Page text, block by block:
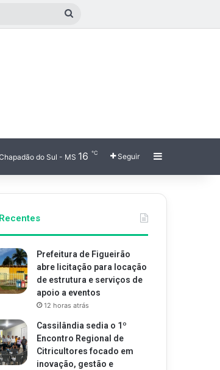
Procurar
do Sul - MS 16 ℃ Seguir Barra Lateral
Prefeitura de Figueirão
abre licitação para locação
de estrutura e serviços de
apoio a eventos
12 horas atrás
Cassilândia sedia o 1º
Encontro Regional de
Citricultores focado em
inovação, gestão e